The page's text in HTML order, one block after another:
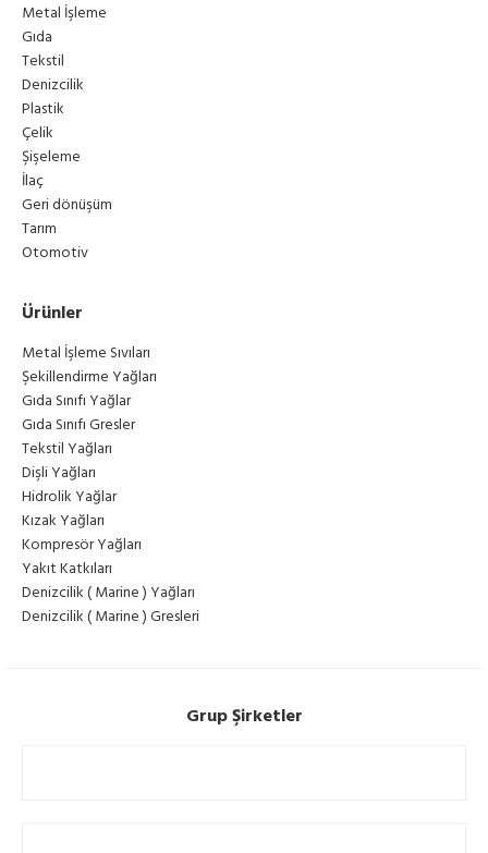
Metal İşleme
Gıda
Tekstil
Denizcilik
Plastik
Çelik
Şişeleme
İlaç
Geri dönüşüm
Tarım
Otomotiv
Ürünler
Metal İşleme Sıvıları
Şekillendirme Yağları
Gıda Sınıfı Yağlar
Gıda Sınıfı Gresler
Tekstil Yağları
Dişli Yağları
Hidrolik Yağlar
Kızak Yağları
Kompresör Yağları
Yakıt Katkıları
Denizcilik ( Marine ) Yağları
Denizcilik ( Marine ) Gresleri
Grup Şirketler